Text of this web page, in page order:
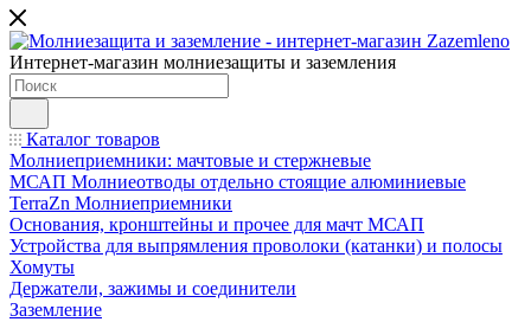
Интернет-магазин молниезащиты и заземления
Каталог товаров
Молниеприемники: мачтовые и стержневые
МСАП Молниеотводы отдельно стоящие алюминиевые
TerraZn Молниеприемники
Основания, кронштейны и прочее для мачт МСАП
Устройства для выпрямления проволоки (катанки) и полосы
Хомуты
Держатели, зажимы и соединители
Заземление